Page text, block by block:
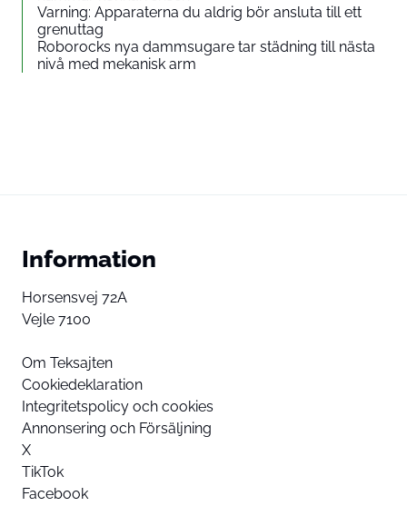
Varning: Apparaterna du aldrig bör ansluta till ett
grenuttag
Roborocks nya dammsugare tar städning till nästa
nivå med mekanisk arm
Information
Horsensvej 72A
Vejle 7100
Om Teksajten
Cookiedeklaration
Integritetspolicy och cookies
Annonsering och Försäljning
X
TikTok
Facebook